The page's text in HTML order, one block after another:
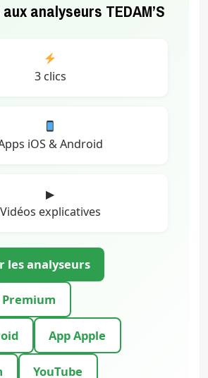
analyseurs TEDAM’S
3 clics
iOS & Android
▶
Vidéos explicatives
les analyseurs
Premium
App Apple
YouTube